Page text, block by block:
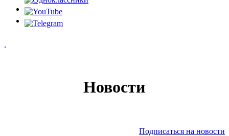
Новости
Подписаться на новости